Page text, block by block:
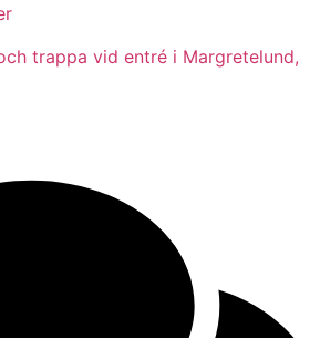
trappa vid entré i Margretelund,